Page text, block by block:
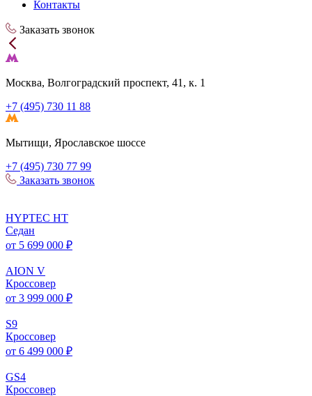
Контакты
Заказать звонок
Москва, Волгоградский проспект, 41, к. 1
+7 (495) 730 11 88
Мытищи, Ярославское шоссе
+7 (495) 730 77 99
Заказать звонок
HYPTEC HT
Седан
от 5 699 000 ₽
AION V
Кроссовер
от 3 999 000 ₽
S9
Кроссовер
от 6 499 000 ₽
GS4
Кроссовер